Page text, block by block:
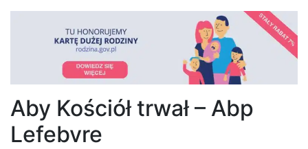
Aby Kościół trwał – Abp
Lefebvre